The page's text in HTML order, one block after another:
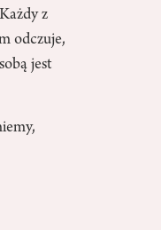
z
odczuje,
jest